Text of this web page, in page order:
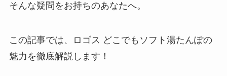
そんな疑問をお持ちのあなたへ。
この記事では、ロゴス どこでもソフト湯たんぽの
魅力を徹底解説します！